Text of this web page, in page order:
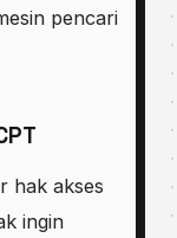
pencari
hak akses
ingin